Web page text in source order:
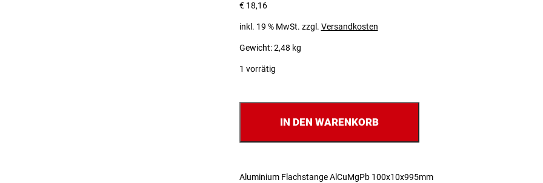
€18,16
inkl. 19 % MwSt. zzgl. Versandkosten
Gewicht: 2,48 kg
1 vorrätig
IN DEN WARENKORB
Aluminium Flachstange AlCuMgPb 100x10x995mm